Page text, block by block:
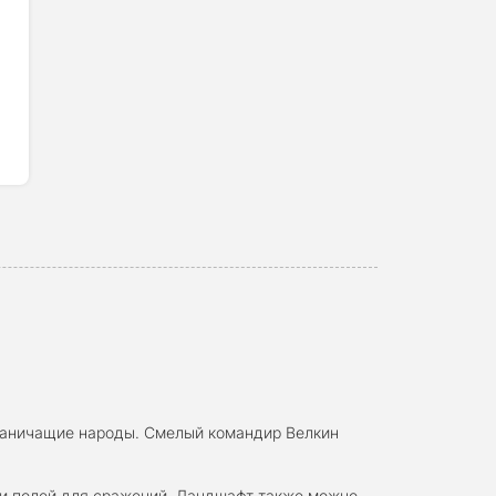
народы. Смелый командир Велкин